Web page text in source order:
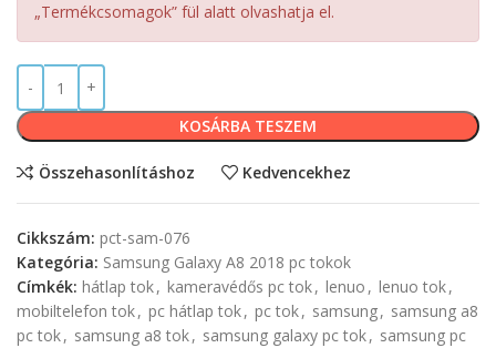
„Termékcsomagok” fül alatt olvashatja el.
KOSÁRBA TESZEM
Összehasonlításhoz Kedvencekhez
Cikkszám: pct-sam-076
Kategória: Samsung Galaxy A8 2018 pc tokok
Címkék: hátlap tok, kameravédős pc tok, lenuo , lenuo tok,
mobiltelefon tok, pc hátlap tok, pc tok, samsung, samsung a8
pc tok, samsung a8 tok, samsung galaxy pc tok, samsung pc